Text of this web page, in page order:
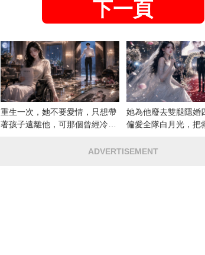
下一頁
重生一次，她不要愛情，只想帶
著孩子遠離他，可那個曾經冷漠
她為他廢去雙腿隱婚
偏愛全隊白月光，把
ADVERTISEMENT